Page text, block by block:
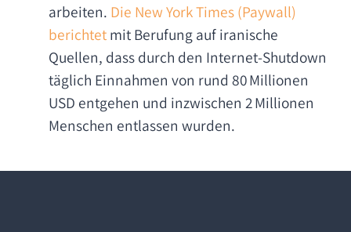
arbeiten. Die New York Times (Paywall)
berichtetmit Berufung auf iranische
Quellen, dass durch den Internet-Shutdown
täglich Einnahmen von rund 80 Millionen
USD entgehen und inzwischen 2 Millionen
Menschen entlassen wurden.